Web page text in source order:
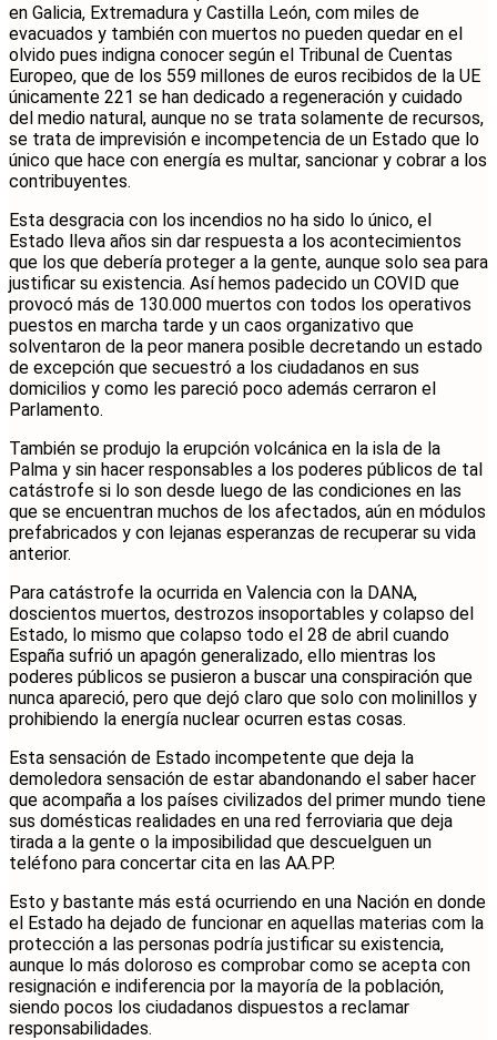
en Galicia, Extremadura y Castilla León, com miles de
evacuados y también con muertos no pueden quedar en el
olvido pues indigna conocer según el Tribunal de Cuentas
Europeo, que de los 559 millones de euros recibidos de la UE
únicamente 221 se han dedicado a regeneración y cuidado
del medio natural, aunque no se trata solamente de recursos,
se trata de imprevisión e incompetencia de un Estado que lo
único que hace con energía es multar, sancionar y cobrar a los
contribuyentes.
Esta desgracia con los incendios no ha sido lo único, el
Estado lleva años sin dar respuesta a los acontecimientos
que los que debería proteger a la gente, aunque solo sea para
justificar su existencia. Así hemos padecido un COVID que
provocó más de 130.000 muertos con todos los operativos
puestos en marcha tarde y un caos organizativo que
solventaron de la peor manera posible decretando un estado
de excepción que secuestró a los ciudadanos en sus
domicilios y como les pareció poco además cerraron el
Parlamento.
También se produjo la erupción volcánica en la isla de la
Palma y sin hacer responsables a los poderes públicos de tal
catástrofe si lo son desde luego de las condiciones en las
que se encuentran muchos de los afectados, aún en módulos
prefabricados y con lejanas esperanzas de recuperar su vida
anterior.
Para catástrofe la ocurrida en Valencia con la DANA,
doscientos muertos, destrozos insoportables y colapso del
Estado, lo mismo que colapso todo el 28 de abril cuando
España sufrió un apagón generalizado, ello mientras los
poderes públicos se pusieron a buscar una conspiración que
nunca apareció, pero que dejó claro que solo con molinillos y
prohibiendo la energía nuclear ocurren estas cosas.
Esta sensación de Estado incompetente que deja la
demoledora sensación de estar abandonando el saber hacer
que acompaña a los países civilizados del primer mundo tiene
sus domésticas realidades en una red ferroviaria que deja
tirada a la gente o la imposibilidad que descuelguen un
teléfono para concertar cita en las AA.PP.
Esto y bastante más está ocurriendo en una Nación en donde
el Estado ha dejado de funcionar en aquellas materias com la
protección a las personas podría justificar su existencia,
aunque lo más doloroso es comprobar como se acepta con
resignación e indiferencia por la mayoría de la población,
siendo pocos los ciudadanos dispuestos a reclamar
responsabilidades.